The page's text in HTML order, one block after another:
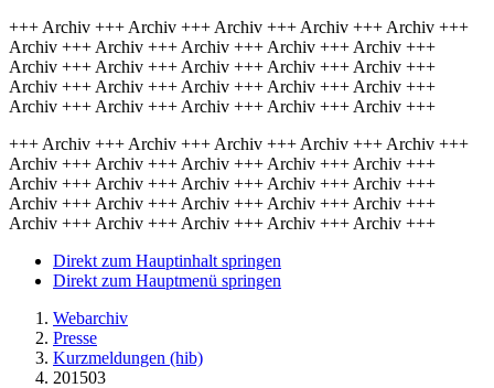
+++ Archiv +++ Archiv +++ Archiv +++ Archiv +++ Archiv +++
Archiv +++ Archiv +++ Archiv +++ Archiv +++ Archiv +++
Archiv +++ Archiv +++ Archiv +++ Archiv +++ Archiv +++
Archiv +++ Archiv +++ Archiv +++ Archiv +++ Archiv +++
Archiv +++ Archiv +++ Archiv +++ Archiv +++ Archiv +++
+++ Archiv +++ Archiv +++ Archiv +++ Archiv +++ Archiv +++
Archiv +++ Archiv +++ Archiv +++ Archiv +++ Archiv +++
Archiv +++ Archiv +++ Archiv +++ Archiv +++ Archiv +++
Archiv +++ Archiv +++ Archiv +++ Archiv +++ Archiv +++
Archiv +++ Archiv +++ Archiv +++ Archiv +++ Archiv +++
Direkt zum Hauptinhalt springen
Direkt zum Hauptmenü springen
Webarchiv
Presse
Kurzmeldungen (hib)
201503